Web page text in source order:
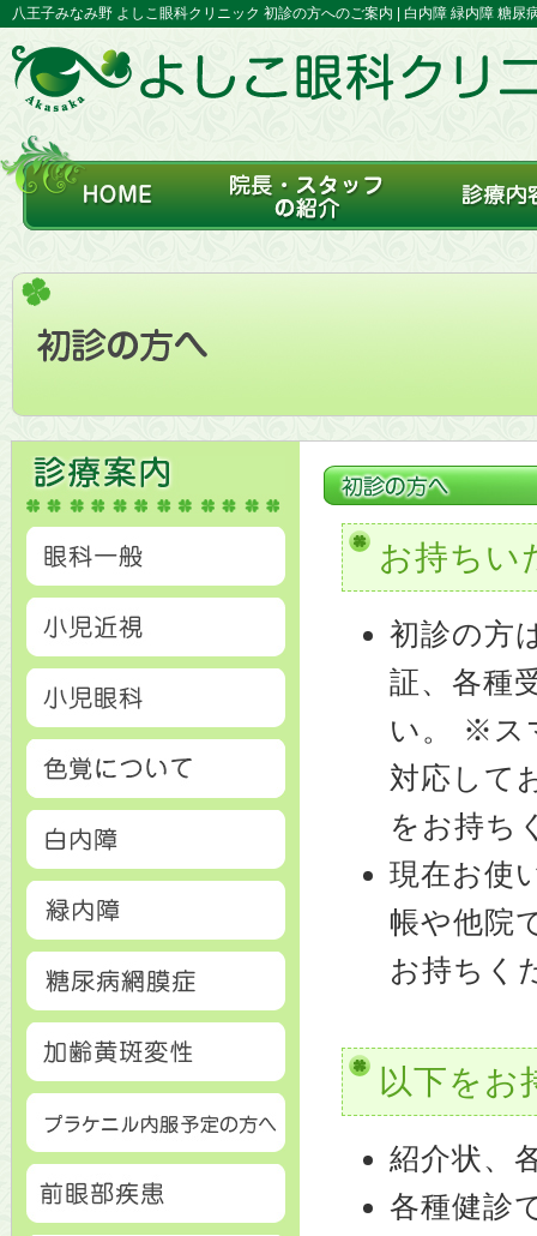
八王子みなみ野 よしこ眼科クリニック 初診の方へのご案内 | 白内障 緑内障 糖尿
お持ちい
初診の方
証、各種
い。 ※ス
対応して
をお持ち
現在お使
帳や他院
お持ちく
以下をお
紹介状、
各種健診